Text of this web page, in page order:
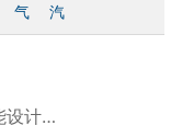
气 汽
设计…